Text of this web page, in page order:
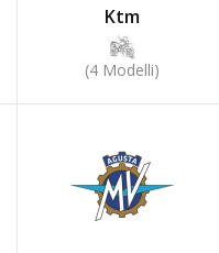
Ktm
(4 Modelli)